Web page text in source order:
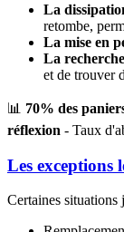
La
retombe,
La mise en
La
et de trouver
📊 70% des
réflexion - Taux
Les exceptions
Certaines